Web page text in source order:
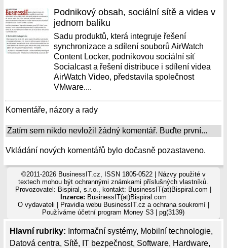
Hlavní rubriky: Informační systémy, Mobilní technologie,
Datová centra, Sítě, IT bezpečnost, Software, Hardware,
Podnikový obsah, sociální sítě a videa v
jednom balíku
Sadu produktů, která integruje řešení
synchronizace a sdílení souborů AirWatch
Content Locker, podnikovou sociální síť
Socialcast a řešení distribuce i sdílení videa
AirWatch Video, představila společnost
VMware....
Komentáře, názory a rady
Zatím sem nikdo nevložil žádný komentář. Buďte první...
Vkládání nových komentářů bylo dočasně pozastaveno.
©2011-2026 BusinessIT.cz, ISSN 1805-0522 | Názvy použité v
textech mohou být ochrannými známkami příslušných vlastníků.
Provozovatel: Bispiral, s.r.o., kontakt: BusinessIT(at)Bispiral.com |
Inzerce: BusinessIT(at)Bispiral.com
O vydavateli
Pravidla webu BusinessIT.cz a ochrana soukromí|
Používámeúčetní program Money S3 | pg(3139)